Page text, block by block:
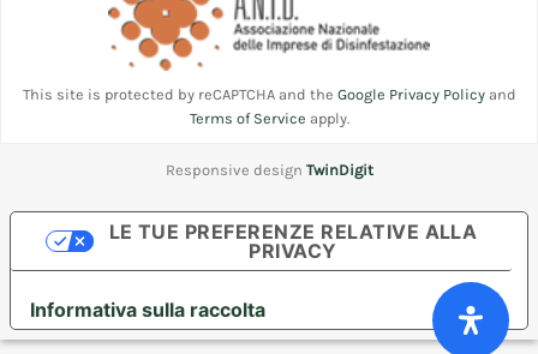
This site is protected by reCAPTCHA and the Google Privacy Policyand
Terms of Service apply.
Responsive design TwinDigit
Informativa sulla raccolta
LE TUE PREFERENZE RELATIVE ALLA
PRIVACY